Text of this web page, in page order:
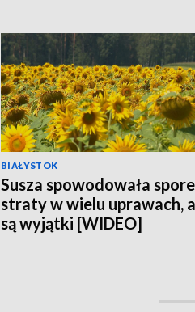
BIAŁYSTOK
Susza spowodowała spore
straty w wielu uprawach,
są wyjątki [WIDEO]